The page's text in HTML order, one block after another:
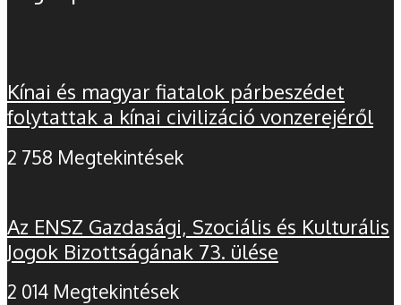
Kínai és magyar fiatalok párbeszédet
folytattak a kínai civilizáció vonzerejéről
2 758 Megtekintések
Az ENSZ Gazdasági, Szociális és Kulturális
Jogok Bizottságának 73. ülése
2 014 Megtekintések